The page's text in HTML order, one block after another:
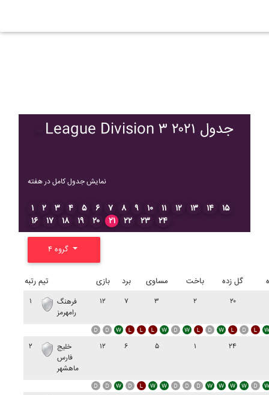
League Division ۳ ۲۰۲۱ جدول
نمایش جدول کامل در هفته
۱ ۲ ۳ ۴ ۵ ۶ ۷ ۸ ۹ ۱۰ ۱۱ ۱۲ ۱۳ ۱۴
۱۵
۱۶
۱۷ ۱۸ ۱۹ ۲۰ ۲۱ ۲۲ ۲۳ ۲۴
رتبه تیم بازی برد مساوی باخت گل زده
۱
فرهنگ
رامهرمز
۱۲ ۷ ۳ ۲ ۲۰
۲
خليج
فارس
ماهشهر
۱۲ ۶ ۵ ۱ ۲۴